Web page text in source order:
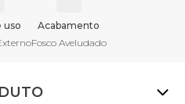
uso
Acabamento
Fosco Aveludado